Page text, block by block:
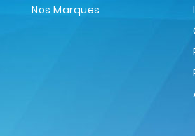
Nos Marques